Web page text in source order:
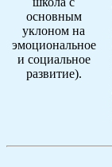
основным
уклоном на
эмоциональное
и социальное
развитие).